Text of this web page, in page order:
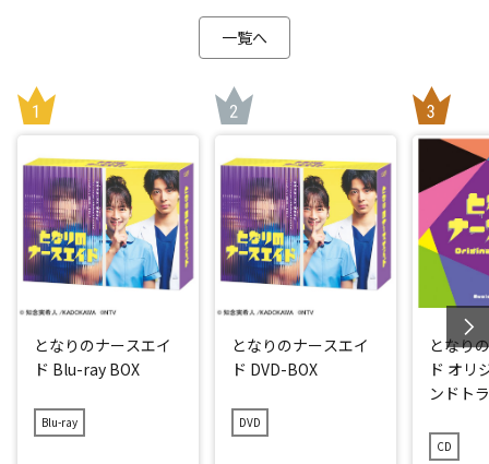
一覧へ
となりのナースエイ
ド Blu-ray BOX
Blu-ray
となりのナースエイ
ド DVD-BOX
DVD
となり
ド オリ
ンドト
CD